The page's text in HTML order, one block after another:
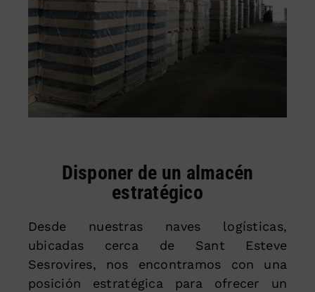
Disponer de un almacén
estratégico
Desde nuestras naves logísticas,
ubicadas cerca de Sant Esteve
Sesrovires, nos encontramos con una
posición estratégica para ofrecer un